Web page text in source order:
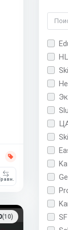
(10)